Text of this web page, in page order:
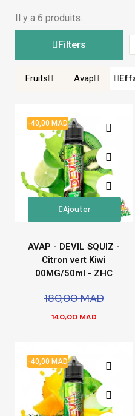
Il y a 6 produits.
Filters
Fruits Avap
-40,00 MAD
Ajouter
AVAP - DEVIL SQUIZ -
Citron vert Kiwi
00MG/50ml - ZHC
180,00 MAD
140,00 MAD
-40,00 MAD